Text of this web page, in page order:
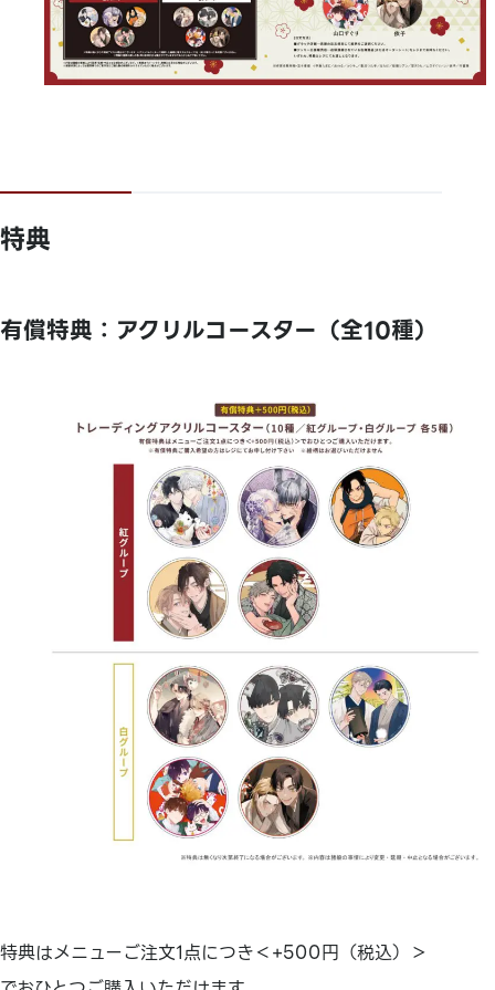
特典
有償特典：アクリルコースター（全10種）
特典はメニューご注文1点につき＜+500円（税込）＞